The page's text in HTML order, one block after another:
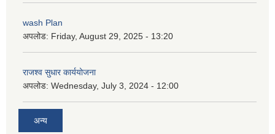
wash Plan
अपलोड: Friday, August 29, 2025 - 13:20
राजश्व सुधार कार्ययोजना
अपलोड: Wednesday, July 3, 2024 - 12:00
अन्य